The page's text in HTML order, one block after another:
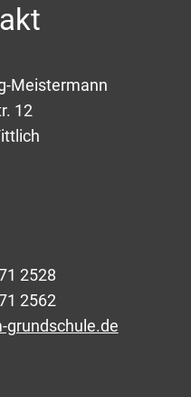
Meistermann
12
2528
2562
grundschule.de